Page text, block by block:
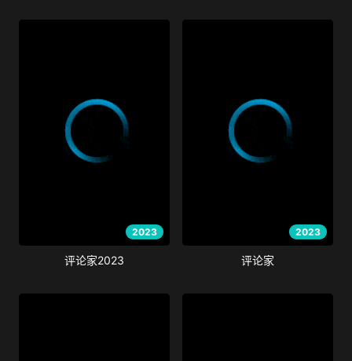
2023
评论家2023
2023
评论家